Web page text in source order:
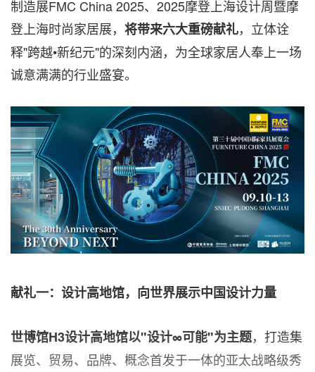
制造展FMC China 2025、2025摩登上海设计周暨摩
登上海时尚家居展， 将带来六大重磅献礼，立体诠
释"跨越•新纪元"的深刻内涵，为全球家居人奉上一场
诚意满满的行业盛宴。
献礼一：设计高地馆，向世界展示中国设计力量
世博馆H3设计高地馆以"设计∞可能"为主题，打造集
展览、贸易、品牌、概念首发于一体的亚太战略级秀